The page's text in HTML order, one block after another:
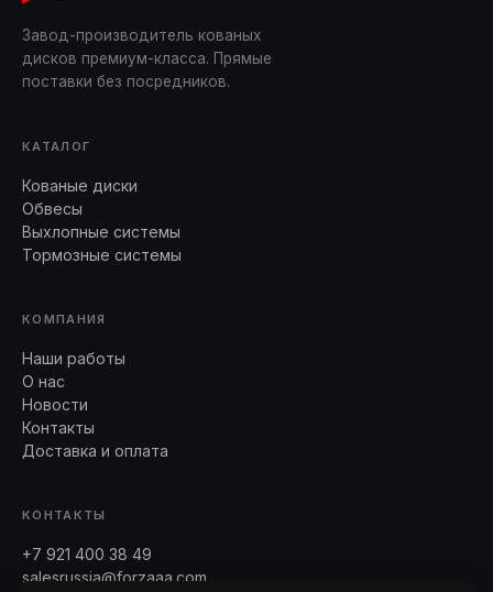
Завод-производитель кованых
дисков премиум-класса. Прямые
поставки без посредников.
КАТАЛОГ
Кованые диски
Обвесы
Выхлопные системы
Тормозные системы
КОМПАНИЯ
Наши работы
О нас
Новости
Контакты
Доставка и оплата
КОНТАКТЫ
+7 921 400 38 49
salesrussia@forzaaa.com